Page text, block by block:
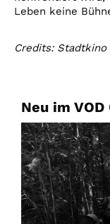
Leben keine
Credits:
Neu im VOD